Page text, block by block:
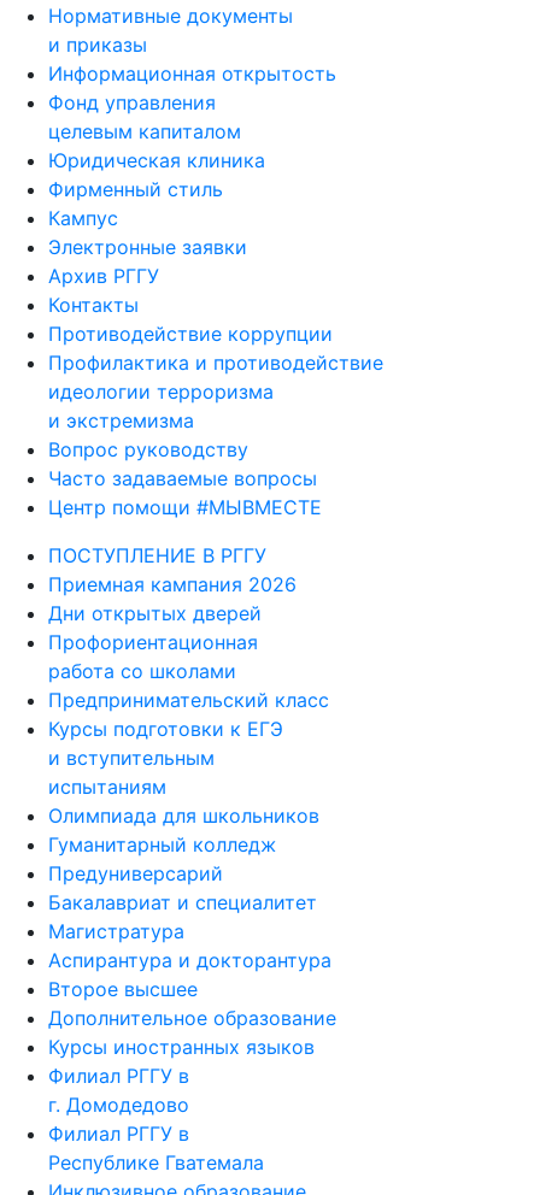
Нормативные документы
и приказы
Информационная открытость
Фонд управления
целевым капиталом
Юридическая клиника
Фирменный стиль
Кампус
Электронные заявки
Архив РГГУ
Контакты
Противодействие коррупции
Профилактика и противодействие
идеологии терроризма
и экстремизма
Вопрос руководству
Часто задаваемые вопросы
Центр помощи #МЫВМЕСТЕ
ПОСТУПЛЕНИЕ В РГГУ
Приемная кампания 2026
Дни открытых дверей
Профориентационная
работа со школами
Предпринимательский класс
Курсы подготовки к ЕГЭ
и вступительным
испытаниям
Олимпиада для школьников
Гуманитарный колледж
Предуниверсарий
Бакалавриат и специалитет
Магистратура
Аспирантура и докторантура
Второе высшее
Дополнительное образование
Курсы иностранных языков
Филиал РГГУ в
г. Домодедово
Филиал РГГУ в
Республике Гватемала